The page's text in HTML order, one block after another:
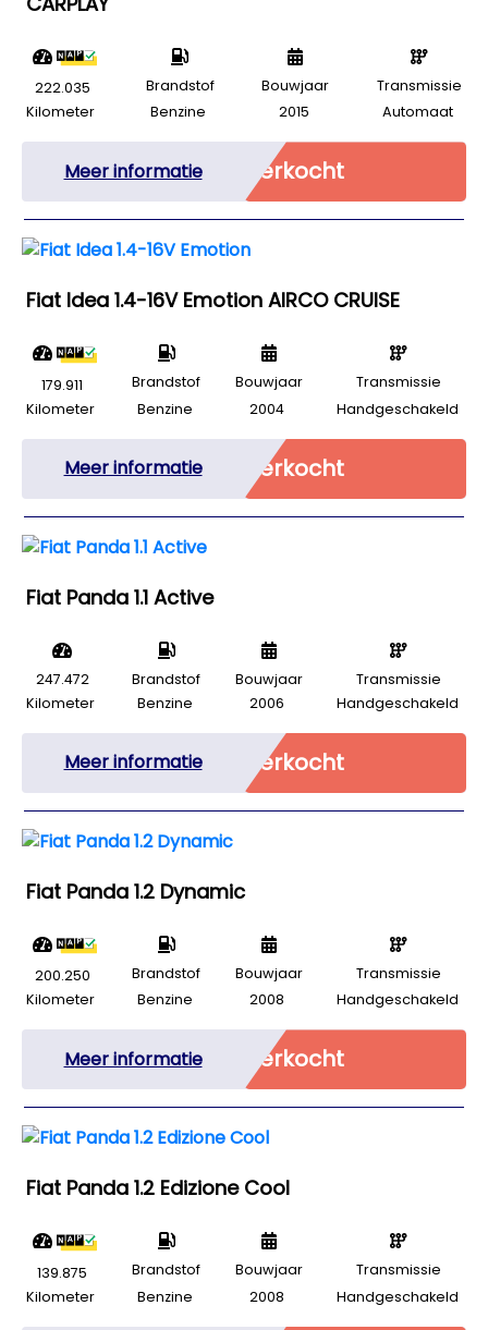
222.035
Kilometer
Brandstof
Benzine
Bouwjaar
2015
Transmissie
Automaat
Meer informatie Verkocht
Fiat Idea 1.4-16V Emotion AIRCO CRUISE
179.911
Kilometer
Brandstof
Benzine
Bouwjaar
2004
Transmissie
Handgeschakeld
Meer informatie Verkocht
Fiat Panda 1.1 Active
247.472
Kilometer
Brandstof
Benzine
Bouwjaar
2006
Transmissie
Handgeschakeld
Meer informatie Verkocht
Fiat Panda 1.2 Dynamic
200.250
Kilometer
Brandstof
Benzine
Bouwjaar
2008
Transmissie
Handgeschakeld
Meer informatie Verkocht
Fiat Panda 1.2 Edizione Cool
139.875
Kilometer
Brandstof
Benzine
Bouwjaar
2008
Transmissie
Handgeschakeld